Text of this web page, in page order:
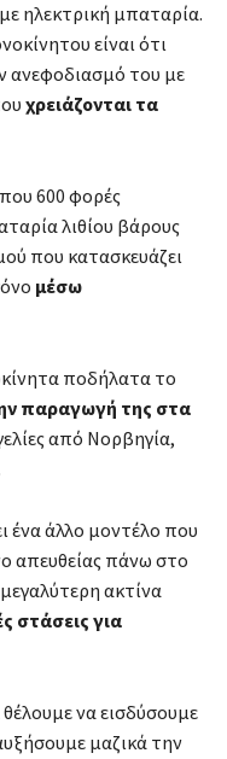
ηλεκτρική μπαταρία.
είναι ότι
ανεφοδιασμό του με
χρειάζονται τα
600 φορές
λιθίου βάρους
που κατασκευάζει
μέσω
ποδήλατα το
παραγωγή της στα
από Νορβηγία,
ένα άλλο μοντέλο που
απευθείας πάνω στο
ακτίνα
στάσεις για
να εισδύσουμε
μαζικά την